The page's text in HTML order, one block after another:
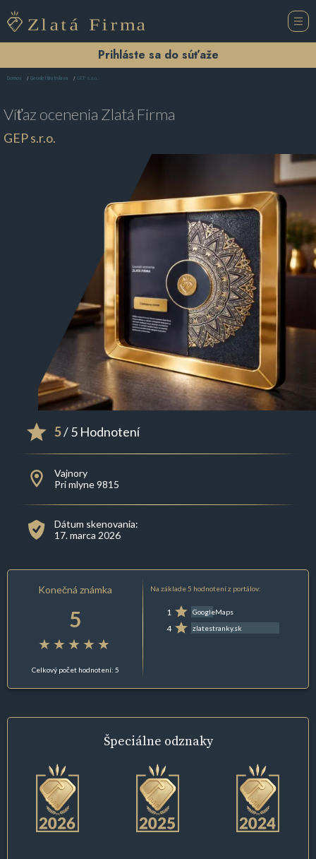
Prihláste sa do súťaže
Domov Geodet Bratislava GEP s.r.o.
Víťaz ocenenia Zlatá Firma
GEP s.r.o.
5/ 5 Hodnotení
Vajnory
Pri mlyne 9815
Dátum skenovania:
17. marca 2026
Konečná známka
5
Celkový počet hodnotení: 5
Na základe 5 hodnotení z portálov:
1 GoogleMaps
4 zlatestranky.sk
Špeciálne odznaky